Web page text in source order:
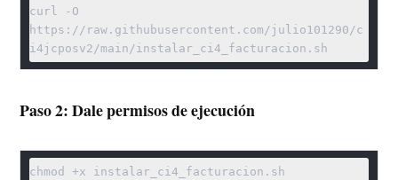
curl -O
https://raw.githubusercontent.com/julio101290/c
Paso 2: Dale permisos de ejecución